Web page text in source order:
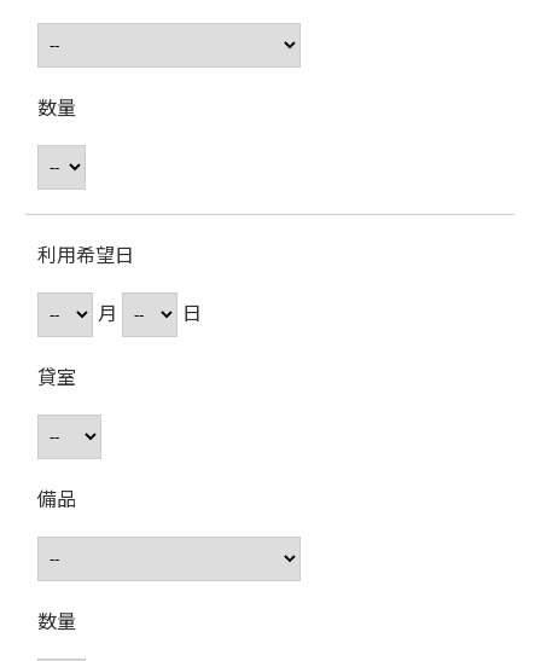
数量
利用希望日
月
日
貸室
備品
数量